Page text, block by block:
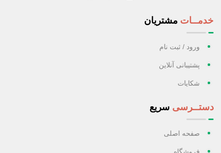
خدمــات مشتریان
ورود / ثبت نام
پشتیبانی آنلاین
شکایات
دستــرسی سریع
صفحه اصلی
فروشگاه